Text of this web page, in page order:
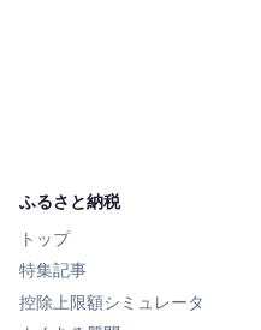
ふるさと納税
トップ
特集記事
控除上限額シミュレータ